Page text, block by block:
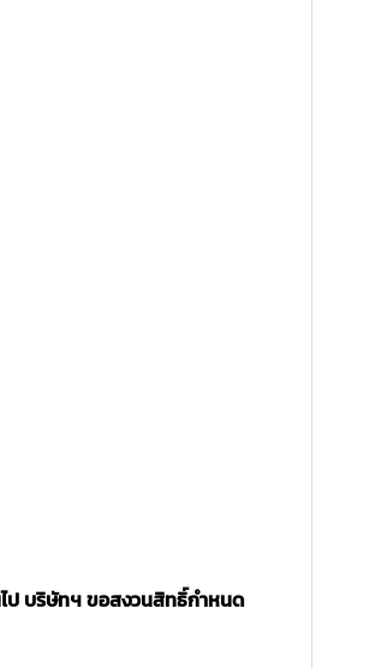
ป บริษัทฯ ขอสงวนสิทธิ์กำหนด